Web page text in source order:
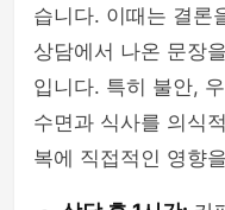
습니다. 이때는 결론
상담에서 나온 문장
입니다. 특히 불안,
수면과 식사를 의식
복에 직접적인 영향